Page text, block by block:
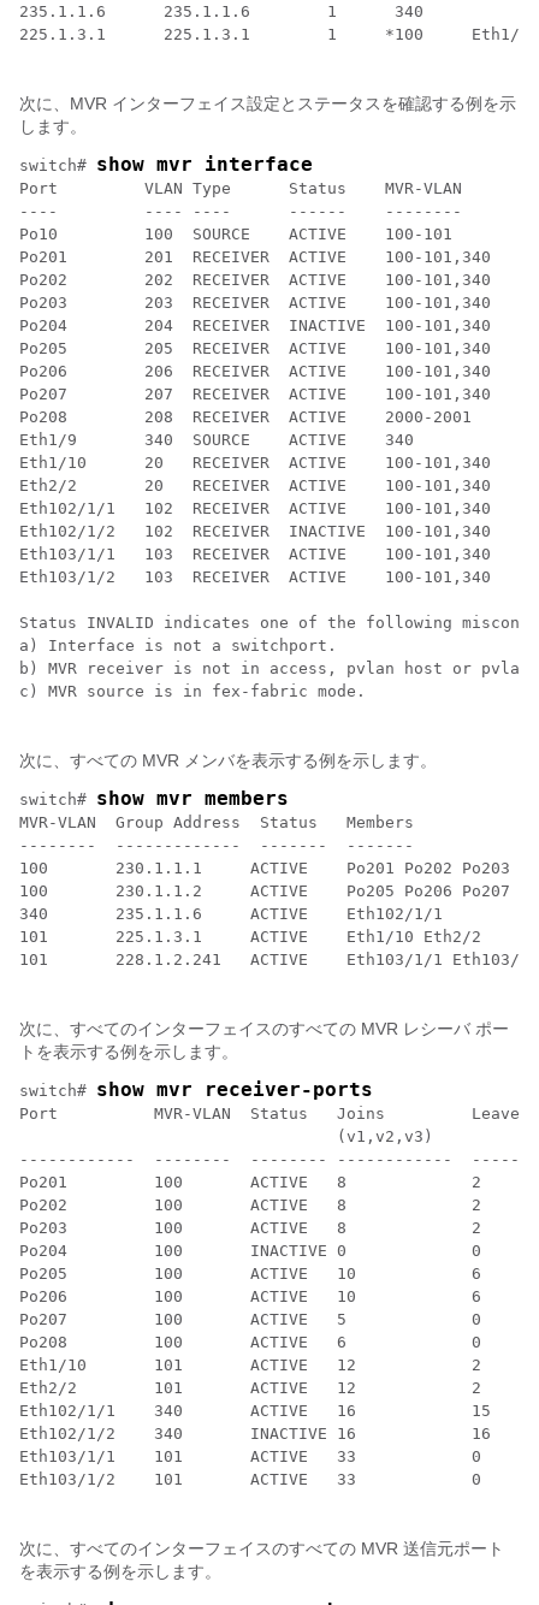
235.1.1.6      235.1.1.6        1      340
225.1.3.1      225.1.3.1        1     *100     Eth1/10
次に、MVR インターフェイス設定とステータスを確認する例を示
します。
switch# show mvr interface
Port         VLAN Type      Status    MVR-VLAN
----         ---- ----      ------    --------
Po10         100  SOURCE    ACTIVE    100-101
Po201        201  RECEIVER  ACTIVE    100-101,340
Po202        202  RECEIVER  ACTIVE    100-101,340
Po203        203  RECEIVER  ACTIVE    100-101,340
Po204        204  RECEIVER  INACTIVE  100-101,340
Po205        205  RECEIVER  ACTIVE    100-101,340
Po206        206  RECEIVER  ACTIVE    100-101,340
Po207        207  RECEIVER  ACTIVE    100-101,340
Po208        208  RECEIVER  ACTIVE    2000-2001
Eth1/9       340  SOURCE    ACTIVE    340
Eth1/10      20   RECEIVER  ACTIVE    100-101,340
Eth2/2       20   RECEIVER  ACTIVE    100-101,340
Eth102/1/1   102  RECEIVER  ACTIVE    100-101,340
Eth102/1/2   102  RECEIVER  INACTIVE  100-101,340
Eth103/1/1   103  RECEIVER  ACTIVE    100-101,340
Eth103/1/2   103  RECEIVER  ACTIVE    100-101,340
Status INVALID indicates one of the following
a) Interface is not a switchport.
b) MVR receiver is not in access, pvlan host or pvlan
c) MVR source is in fex-fabric mode.
次に、すべての MVR メンバを表示する例を示します。
switch# show mvr members
MVR-VLAN  Group Address  Status   Members
--------  -------------  -------  -------
100       230.1.1.1     ACTIVE    Po201 Po202 Po203
100       230.1.1.2     ACTIVE    Po205 Po206 Po207
340       235.1.1.6     ACTIVE    Eth102/1/1
101       225.1.3.1     ACTIVE    Eth1/10 Eth2/2
101       228.1.2.241   ACTIVE    Eth103/1/1 Eth103/
次に、すべてのインターフェイスのすべての MVR レシーバ ポー
トを表示する例を示します。
switch# show mvr receiver-ports
Port          MVR-VLAN  Status   Joins         Leaves
                                 (v1,v2,v3)
------------  --------  -------- ------------
Po201         100       ACTIVE   8             2
Po202         100       ACTIVE   8             2
Po203         100       ACTIVE   8             2
Po204         100       INACTIVE 0             0
Po205         100       ACTIVE   10            6
Po206         100       ACTIVE   10            6
Po207         100       ACTIVE   5             0
Po208         100       ACTIVE   6             0
Eth1/10       101       ACTIVE   12            2
Eth2/2        101       ACTIVE   12            2
Eth102/1/1    340       ACTIVE   16            15
Eth102/1/2    340       INACTIVE 16            16
Eth103/1/1    101       ACTIVE   33            0
Eth103/1/2    101       ACTIVE   33            0
次に、すべてのインターフェイスのすべての MVR 送信元ポート
を表示する例を示します。